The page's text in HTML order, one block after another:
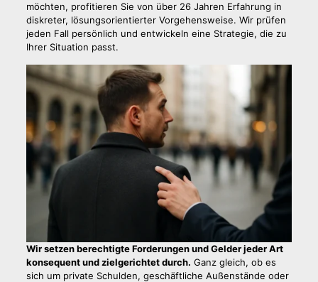
möchten, profitieren Sie von über 26 Jahren Erfahrung in
diskreter, lösungsorientierter Vorgehensweise. Wir prüfen
jeden Fall persönlich und entwickeln eine Strategie, die zu
Ihrer Situation passt.
Wir setzen berechtigte Forderungen und Gelder jeder Art
konsequent und zielgerichtet durch. Ganz gleich, ob es
sich um private Schulden, geschäftliche Außenstände oder